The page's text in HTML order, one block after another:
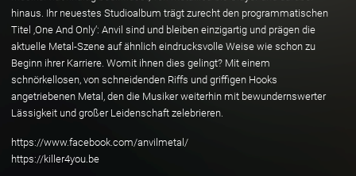
hinaus. Ihr neuestes Studioalbum trägt zurecht den programmatischen
Titel ‚One And Only‘: Anvil sind und bleiben einzigartig und prägen die
aktuelle Metal-Szene auf ähnlich eindrucksvolle Weise wie schon zu
Beginn ihrer Karriere. Womit ihnen dies gelingt? Mit einem
schnörkellosen, von schneidenden Riffs und griffigen Hooks
angetriebenen Metal, den die Musiker weiterhin mit bewundernswerter
Lässigkeit und großer Leidenschaft zelebrieren.
https://www.facebook.com/anvilmetal/
https://killer4you.be